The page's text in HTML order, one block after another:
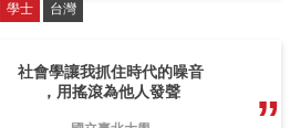
學士 台灣
社會學讓我抓住時代的噪音
，用搖滾為他人發聲